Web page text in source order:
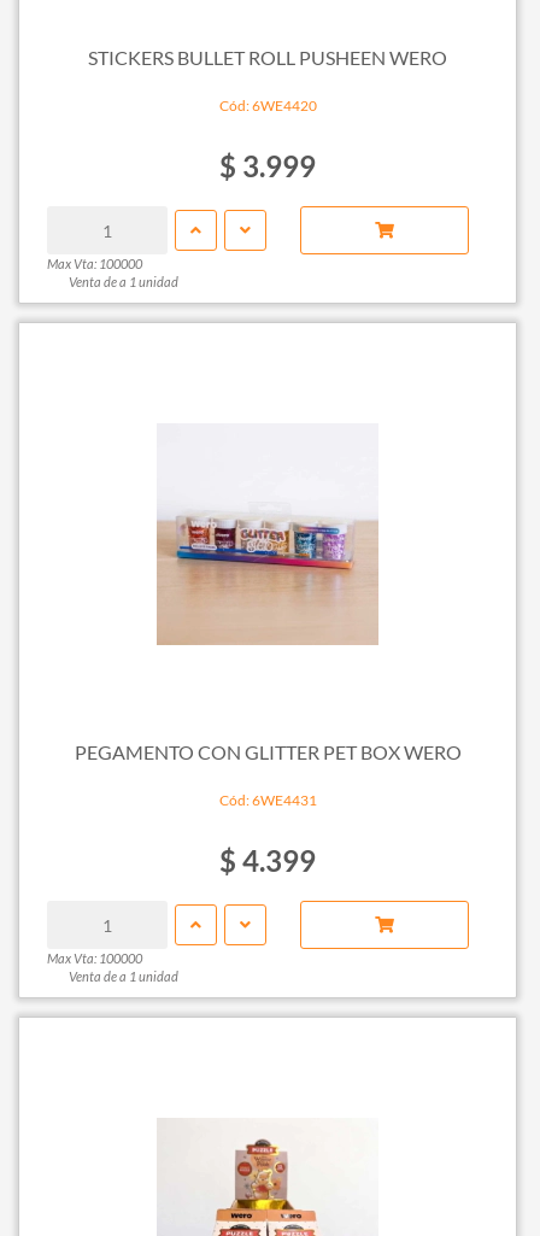
STICKERS BULLET ROLL PUSHEEN WERO
Cód: 6WE4420
$ 3.999
Max Vta: 100000
Venta de a 1 unidad
PEGAMENTO CON GLITTER PET BOX WERO
Cód: 6WE4431
$ 4.399
Max Vta: 100000
Venta de a 1 unidad